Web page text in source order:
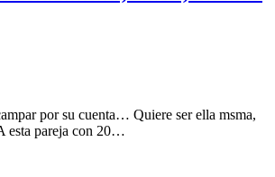
por su cuenta… Quiere ser ella msma,
esta pareja con 20…